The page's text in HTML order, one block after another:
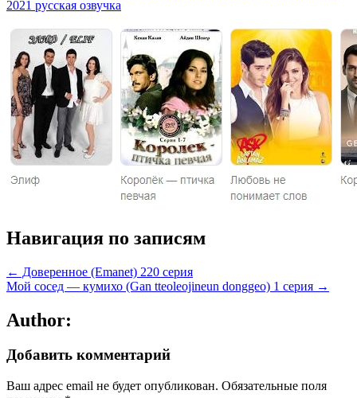
2021 русская озвучка
Навигация по записям
← Доверенное (Emanet) 220 серия
Мой сосед — кумихо (Gan tteoleojineun donggeo) 1 серия →
Author:
Добавить комментарий
Ваш адрес email не будет опубликован. Обязательные поля